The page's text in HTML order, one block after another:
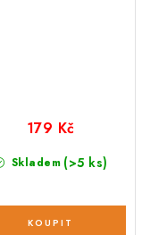
Skladem (>5 ks)
179 Kč